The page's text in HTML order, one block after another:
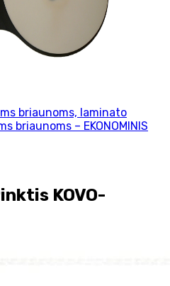
briaunoms, laminato
briaunoms – EKONOMINIS
KOVO-